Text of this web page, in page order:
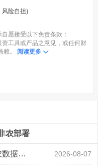
风险自担)
愿接受以下免责条款：
工具或产品之意见，或任何财
。
阅读更多
农部署
领峰金评：万事俱备 黄金只欠非农数据“东风” 2026-08-07